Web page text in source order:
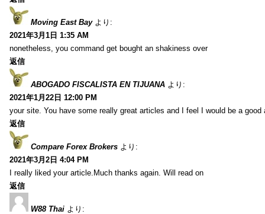
Moving East Bay より:
2021年3月1日 1:35 AM
nonetheless, you command get bought an shakiness over
返信
ABOGADO FISCALISTA EN TIJUANA より:
2021年1月22日 12:00 PM
your site. You have some really great articles and I feel I would be a good
返信
Compare Forex Brokers より:
2021年3月2日 4:04 PM
I really liked your article.Much thanks again. Will read on
返信
W88 Thai より: